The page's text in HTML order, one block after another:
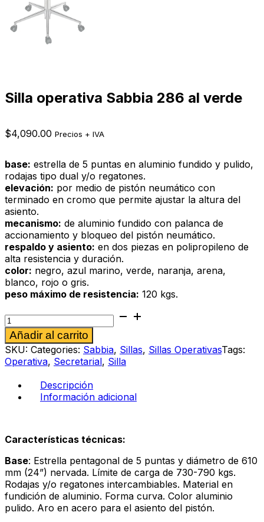
Silla operativa Sabbia 286 al verde
$4,090.00 Precios + IVA
base: estrella de 5 puntas en aluminio fundido y pulido,
rodajas tipo dual y/o regatones.
elevación: por medio de pistón neumático con
terminado en cromo que permite ajustar la altura del
asiento.
mecanismo: de aluminio fundido con palanca de
accionamiento y bloqueo del pistón neumático.
respaldo y asiento: en dos piezas en polipropileno de
alta resistencia y duración.
color: negro, azul marino, verde, naranja, arena,
blanco, rojo o gris.
peso máximo de resistencia: 120 kgs.
Silla
operativa
Sabbia
286
al
verde
Añadir al carrito
SKU: Categories: Sabbia, Sillas, Sillas OperativasTags:
Operativa, Secretarial, Silla
Descripción
Información adicional
Características técnicas:
Base: Estrella pentagonal de 5 puntas y diámetro de 610
mm (24”) nervada. Límite de carga de 730-790 kgs.
Rodajas y/o regatones intercambiables. Material en
fundición de aluminio. Forma curva. Color aluminio
pulido. Aro en acero para el asiento del pistón.